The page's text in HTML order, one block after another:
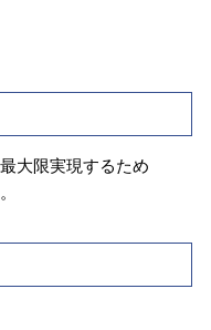
大限実現するため